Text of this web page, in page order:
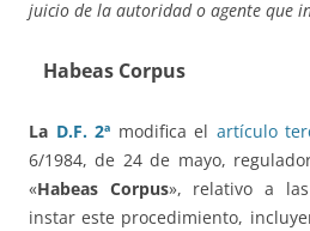
juicio de la autoridad o agente que
Habeas Corpus
La D.F. 2ª modifica el artículo
6/1984, de 24 de mayo,
«Habeas Corpus», relativo a
instar este procedimiento,